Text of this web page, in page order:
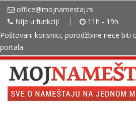
office@mojnamestaj.rs
Nije u funkciji
11h - 19h
Poštovani korisnici, porodžbine nece biti
portala